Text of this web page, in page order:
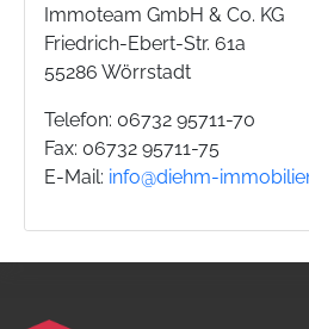
Immoteam GmbH & Co. KG
Friedrich-Ebert-Str. 61a
55286 Wörrstadt
Telefon: 06732 95711-70
Fax: 06732 95711-75
E-Mail: info@diehm-